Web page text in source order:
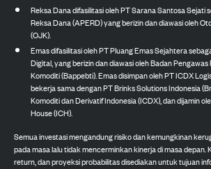
Reksa Dana difasilitasi oleh PT Sarana Santosa Sejati
Reksa Dana (APERD) yang berizin dan diawasi oleh
(OJK).
Emas difasilitasi oleh PT Pluang Emas Sejahtera
Digital, yang berizin dan diawasi oleh Badan
Komoditi (Bappebti). Emas disimpan oleh PT ICDX
bekerja sama dengan PT Brinks Solutions Indonesia
Komoditi dan Derivatif Indonesia (ICDX), dan dijamin
House (ICH).
Semua investasi mengandung risiko dan kemungkinan
pada masa lalu tidak mencerminkan kinerja di masa
return, dan proyeksi probabilitas disediakan untuk tujuan